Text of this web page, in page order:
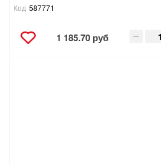
Код 587771
1 185.70 руб